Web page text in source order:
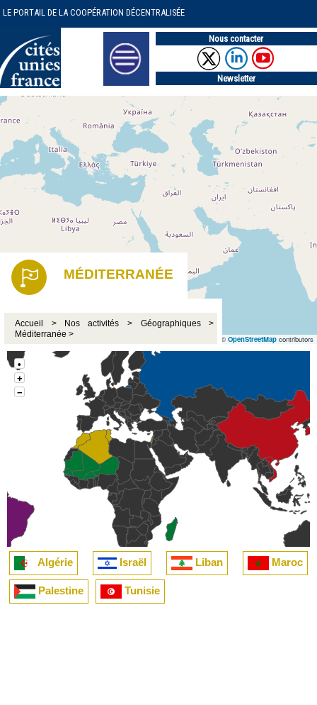
LE PORTAIL DE LA COOPÉRATION DÉCENTRALISÉE
Nous contacter
Newsletter
MÉDITERRANÉE
Accueil > Nos activités >
Géographiques >
Méditerranée >
© OpenStreetMap contributors
•
+
−
Algérie Israël Liban Maroc
Palestine Tunisie